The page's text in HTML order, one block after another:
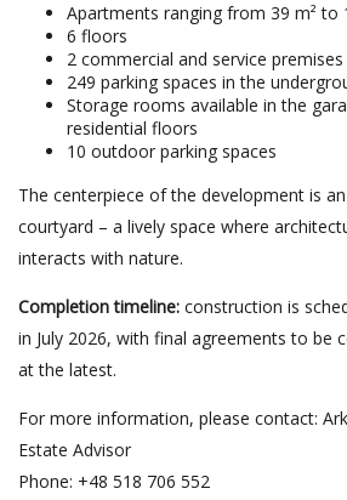
Apartments ranging from 39 m² to
6 floors
2 commercial and service premises
249 parking spaces in the
Storage rooms available in the
residential floors
10 outdoor parking spaces
The centerpiece of the development is
courtyard – a lively space where
interacts with nature.
Completion timeline: construction is
in July 2026, with final agreements to be
at the latest.
For more information, please contact:
Estate Advisor
Phone: +48 518 706 552